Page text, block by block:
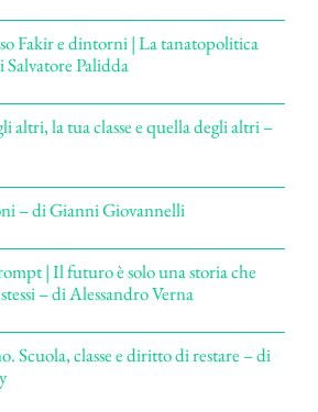
Fakir e dintorni | La tanatopolitica
Palidda
altri, la tua classe e quella degli altri –
– di Gianni Giovannelli
| Il futuro è solo una storia che
– di Alessandro Verna
Scuola, classe e diritto di restare – di